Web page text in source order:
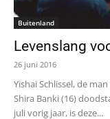
Buitenland
Levenslang
26 juni 2016
Yishai Schlissel, de
Shira Banki (16)
juli vorig jaar, is deze...